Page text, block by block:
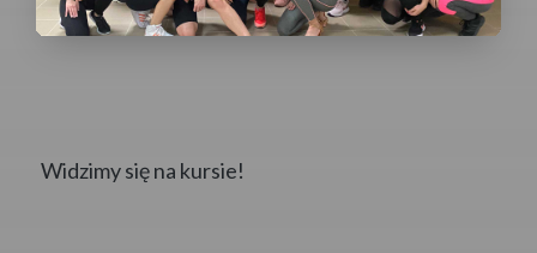
Widzimy się na kursie!